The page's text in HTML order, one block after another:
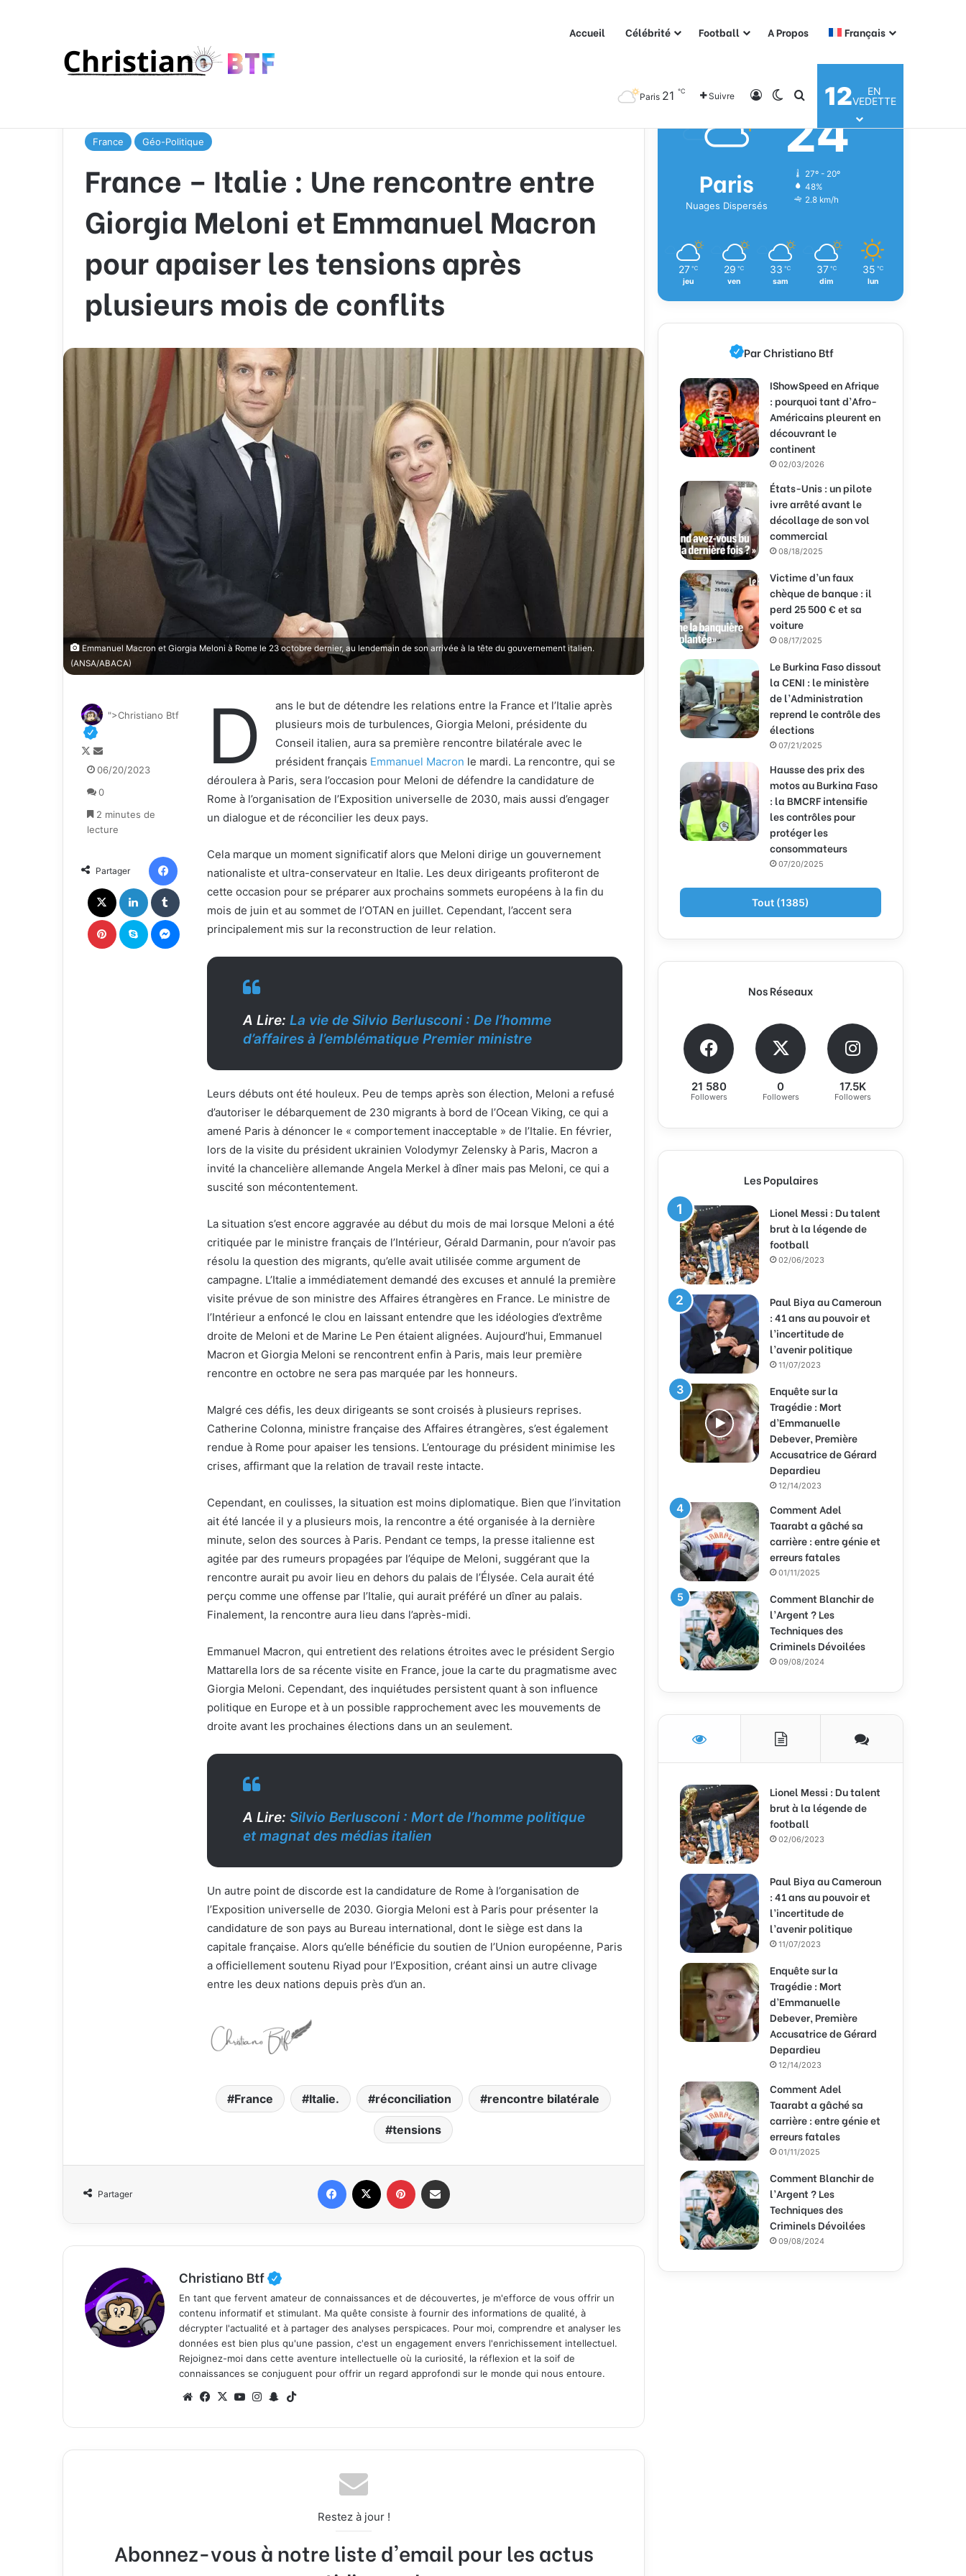
Accueil Célébrité Football A Propos Français
Paris 21 ℃ Suivre ConnexionSwitch skin
Rechercher
12
EN
VEDETTE
France Géo-Politique
France – Italie : Une rencontre entre
Giorgia Meloni et Emmanuel Macron
pour apaiser les tensions après
plusieurs mois de conflits
Emmanuel Macron et Giorgia Meloni à Rome le 23 octobre dernier, au lendemain de son arrivée à la tête du gouvernement italien.
(ANSA/ABACA)
D
ans le but de détendre les relations entre la France et l’Italie après
plusieurs mois de turbulences, Giorgia Meloni, présidente du
Conseil italien, aura sa première rencontre bilatérale avec le
président français Emmanuel Macron le mardi. La rencontre, qui se
déroulera à Paris, sera l’occasion pour Meloni de défendre la candidature de
Rome à l’organisation de l’Exposition universelle de 2030, mais aussi d’engager
un dialogue et de réconcilier les deux pays.
Cela marque un moment significatif alors que Meloni dirige un gouvernement
nationaliste et ultra-conservateur en Italie. Les deux dirigeants profiteront de
cette occasion pour se préparer aux prochains sommets européens à la fin du
mois de juin et au sommet de l’OTAN en juillet. Cependant, l’accent sera
principalement mis sur la reconstruction de leur relation.
A Lire: La vie de Silvio Berlusconi : De l’homme
d’affaires à l’emblématique Premier ministre
Leurs débuts ont été houleux. Peu de temps après son élection, Meloni a refusé
d’autoriser le débarquement de 230 migrants à bord de l’Ocean Viking, ce qui a
amené Paris à dénoncer le « comportement inacceptable » de l’Italie. En février,
lors de la visite du président ukrainien Volodymyr Zelensky à Paris, Macron a
invité la chancelière allemande Angela Merkel à dîner mais pas Meloni, ce qui a
suscité son mécontentement.
La situation s’est encore aggravée au début du mois de mai lorsque Meloni a été
critiquée par le ministre français de l’Intérieur, Gérald Darmanin, pour n’avoir pas
résolu la question des migrants, qu’elle avait utilisée comme argument de
campagne. L’Italie a immédiatement demandé des excuses et annulé la première
visite prévue de son ministre des Affaires étrangères en France. Le ministre de
l’Intérieur a enfoncé le clou en laissant entendre que les idéologies d’extrême
droite de Meloni et de Marine Le Pen étaient alignées. Aujourd’hui, Emmanuel
Macron et Giorgia Meloni se rencontrent enfin à Paris, mais leur première
rencontre en octobre ne sera pas marquée par les honneurs.
Malgré ces défis, les deux dirigeants se sont croisés à plusieurs reprises.
Catherine Colonna, ministre française des Affaires étrangères, s’est également
rendue à Rome pour apaiser les tensions. L’entourage du président minimise les
crises, affirmant que la relation de travail reste intacte.
Cependant, en coulisses, la situation est moins diplomatique. Bien que l’invitation
ait été lancée il y a plusieurs mois, la rencontre a été organisée à la dernière
minute, selon des sources à Paris. Pendant ce temps, la presse italienne est
agitée par des rumeurs propagées par l’équipe de Meloni, suggérant que la
rencontre aurait pu avoir lieu en dehors du palais de l’Élysée. Cela aurait été
perçu comme une offense par l’Italie, qui aurait préféré un dîner au palais.
Finalement, la rencontre aura lieu dans l’après-midi.
Emmanuel Macron, qui entretient des relations étroites avec le président Sergio
Mattarella lors de sa récente visite en France, joue la carte du pragmatisme avec
Giorgia Meloni. Cependant, des inquiétudes persistent quant à son influence
politique en Europe et à un possible rapprochement avec les mouvements de
droite avant les prochaines élections dans un an seulement.
A Lire: Silvio Berlusconi : Mort de l’homme politique
et magnat des médias italien
Un autre point de discorde est la candidature de Rome à l’organisation de
l’Exposition universelle de 2030. Giorgia Meloni est à Paris pour présenter la
candidature de son pays au Bureau international, dont le siège est dans la
capitale française. Alors qu’elle bénéficie du soutien de l’Union européenne, Paris
a officiellement soutenu Riyad pour l’Exposition, créant ainsi un autre clivage
entre les deux nations depuis près d’un an.
France Italie. réconciliation rencontre bilatérale
tensions
">Christiano Btf
F
o
l
o
w
X
n
o
y
e
n
c
o
u
r
r
06/20/2023
0
2 minutes de
lecture
Partager
Partager
Christiano Btf
En tant que fervent amateur de connaissances et de découvertes, je m'efforce de vous offrir un
contenu informatif et stimulant. Ma quête consiste à fournir des informations de qualité, à
décrypter l'actualité et à partager des analyses perspicaces. Pour moi, comprendre et analyser les
données est bien plus qu'une passion, c'est un engagement envers l'enrichissement intellectuel.
Rejoignez-moi dans cette aventure intellectuelle où la curiosité, la réflexion et la soif de
connaissances se conjuguent pour offrir un regard approfondi sur le monde qui nous entoure.
We
te
Fa
bo
ok
X
Yo
ub
e
Ins
ra
m
Sn
ch
at
k
Restez à jour !
Abonnez-vous à notre liste d'email pour les actus
Météo
Paris
Nuages Dispersés
24℃
27º - 20º
48%
2.8 km/h
27 ℃
jeu
29 ℃
ven
33 ℃
sam
37 ℃
dim
35 ℃
lun
Par Christiano Btf
IShowSpeed en Afrique
: pourquoi tant d’Afro-
Américains pleurent en
découvrant le
continent
02/03/2026
États-Unis : un pilote
ivre arrêté avant le
décollage de son vol
commercial
08/18/2025
Victime d’un faux
chèque de banque : il
perd 25 500 € et sa
voiture
08/17/2025
Le Burkina Faso dissout
la CENI : le ministère
de l’Administration
reprend le contrôle des
élections
07/21/2025
Hausse des prix des
motos au Burkina Faso
: la BMCRF intensifie
les contrôles pour
protéger les
consommateurs
07/20/2025
Tout (1385)
Nos Réseaux
21 580
Followers
0
Followers
17.5K
Followers
Les Populaires
Lionel Messi : Du talent
brut à la légende de
football
02/06/2023
Paul Biya au Cameroun
: 41 ans au pouvoir et
l’incertitude de
l’avenir politique
11/07/2023
Enquête sur la
Tragédie : Mort
d’Emmanuelle
Debever, Première
Accusatrice de Gérard
Depardieu
12/14/2023
Comment Adel
Taarabt a gâché sa
carrière : entre génie et
erreurs fatales
01/11/2025
Comment Blanchir de
l’Argent ? Les
Techniques des
Criminels Dévoilées
09/08/2024
Lionel Messi : Du talent
brut à la légende de
football
02/06/2023
Paul Biya au Cameroun
: 41 ans au pouvoir et
l’incertitude de
l’avenir politique
11/07/2023
Enquête sur la
Tragédie : Mort
d’Emmanuelle
Debever, Première
Accusatrice de Gérard
Depardieu
12/14/2023
Comment Adel
Taarabt a gâché sa
carrière : entre génie et
erreurs fatales
01/11/2025
Comment Blanchir de
l’Argent ? Les
Techniques des
Criminels Dévoilées
09/08/2024